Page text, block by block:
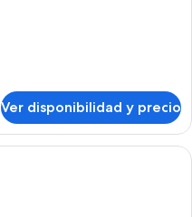
Ver disponibilidad y precio